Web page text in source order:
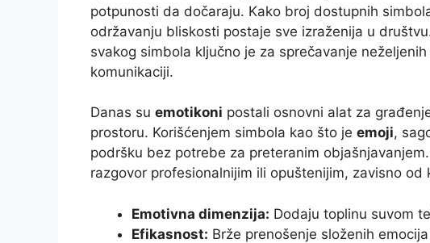
potpunosti da dočaraju. Kako broj dostupnih
održavanju bliskosti postaje sve izraženija u
svakog simbola ključno je za sprečavanje
komunikaciji.
Danas su emotikoni postali osnovni alat za
prostoru. Korišćenjem simbola kao što je emoji,
podršku bez potrebe za preteranim
razgovor profesionalnijim ili opuštenijim, zavisno
Emotivna dimenzija: Dodaju toplinu suvom
Efikasnost: Brže prenošenje složenih